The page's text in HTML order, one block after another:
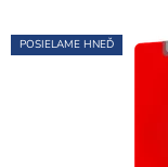
POSIELAME HNEĎ